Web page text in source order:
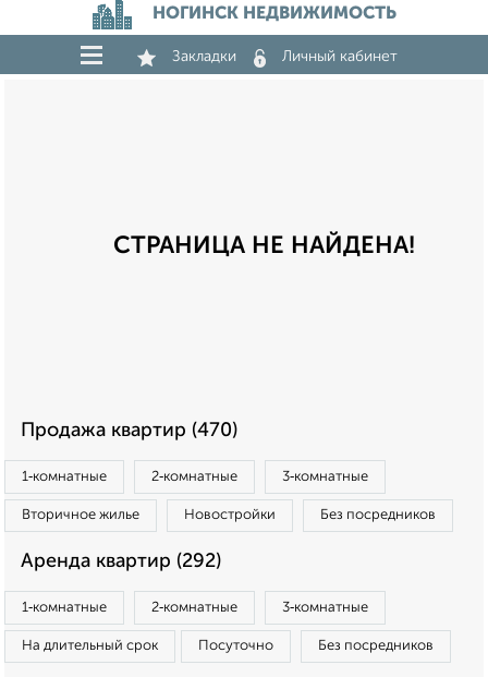
НОГИНСК НЕДВИЖИМОСТЬ
Закладки Личный кабинет
СТРАНИЦА НЕ НАЙДЕНА!
Продажа квартир (470)
1‑комнатные 2‑комнатные 3‑комнатные
Вторичное жилье Новостройки Без посредников
Аренда квартир (292)
1‑комнатные 2‑комнатные 3‑комнатные
На длительный срок Посуточно Без посредников